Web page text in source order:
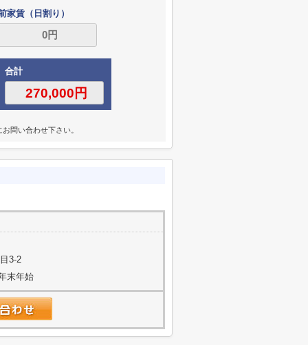
家賃（日割り）
合計
問い合わせ下さい。
3-2
末年始